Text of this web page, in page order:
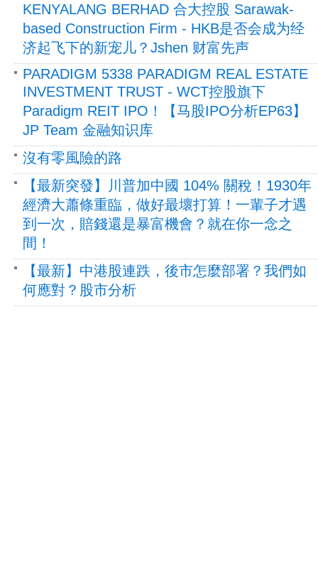
KENYALANG BERHAD 合大控股 Sarawak-
based Construction Firm - HKB是否会成为经
济起飞下的新宠儿？Jshen 财富先声
PARADIGM 5338 PARADIGM REAL ESTATE
INVESTMENT TRUST - WCT控股旗下
Paradigm REIT IPO！【马股IPO分析EP63】
JP Team 金融知识库
沒有零風險的路
【最新突發】川普加中國 104% 關稅！1930年
經濟大蕭條重臨，做好最壞打算！一輩子才遇
到一次，賠錢還是暴富機會？就在你一念之
間！
【最新】中港股連跌，後市怎麼部署？我們如
何應對？股市分析